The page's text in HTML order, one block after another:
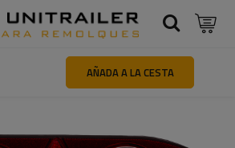
Iluminación y sistemas eléctricos Luces traseras
AÑADA A LA CESTA